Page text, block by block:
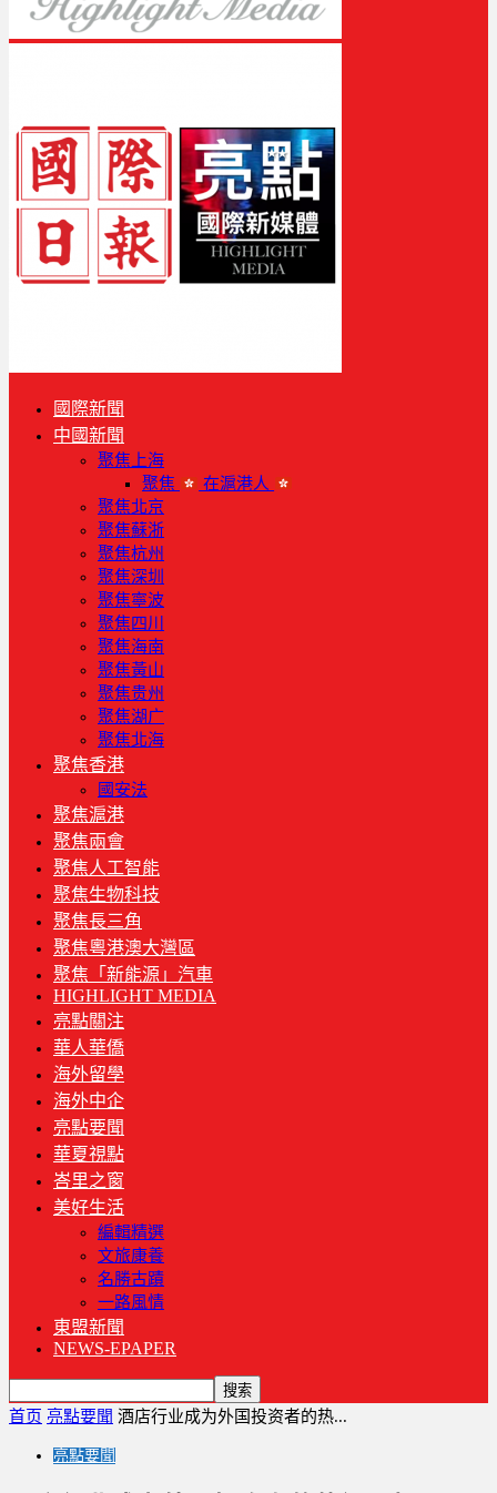
國際新聞
中國新聞
聚焦上海
聚焦
在滬港人
聚焦北京
聚焦蘇浙
聚焦杭州
聚焦深圳
聚焦寧波
聚焦四川
聚焦海南
聚焦黃山
聚焦贵州
聚焦湖广
聚焦北海
聚焦香港
國安法
聚焦滬港
聚焦兩會
聚焦人工智能
聚焦生物科技
聚焦長三角
聚焦粵港澳大灣區
聚焦「新能源」汽車
HIGHLIGHT MEDIA
亮點關注
華人華僑
海外留學
海外中企
亮點要聞
華夏視點
峇里之窗
美好生活
編輯精選
文旅康養
名勝古蹟
一路風情
東盟新聞
NEWS-EPAPER
首页 亮點要聞 酒店行业成为外国投资者的热...
亮點要聞